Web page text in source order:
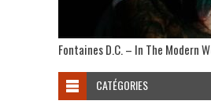
Fontaines D.C. – In The Modern
CATÉGORIES